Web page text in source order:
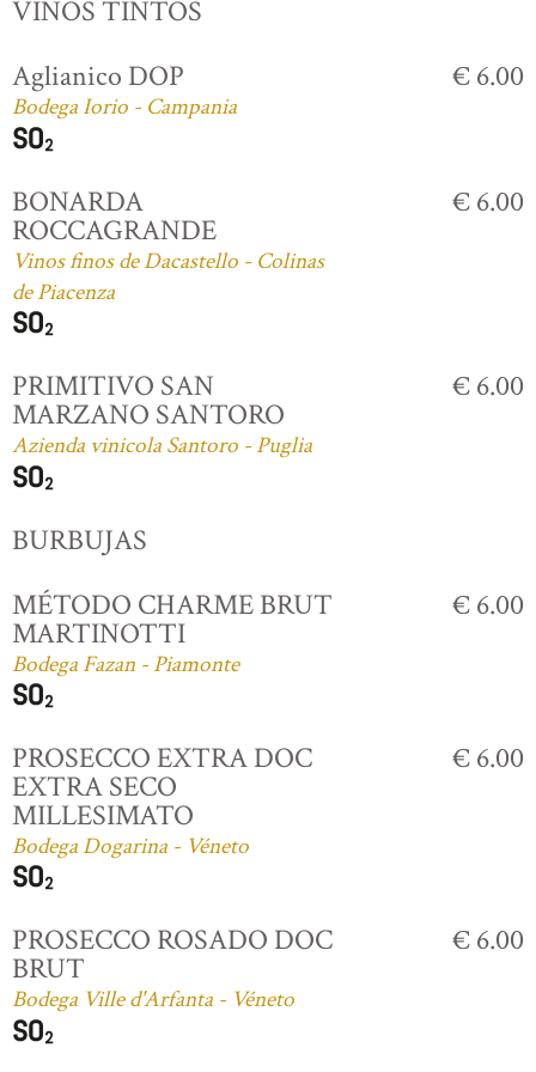
VINOS TINTOS
Aglianico DOP
Bodega Iorio - Campania
€ 6.00
BONARDA
ROCCAGRANDE
Vinos finos de Dacastello - Colinas
de Piacenza
€ 6.00
PRIMITIVO SAN
MARZANO SANTORO
Azienda vinicola Santoro - Puglia
€ 6.00
BURBUJAS
MÉTODO CHARME BRUT
MARTINOTTI
Bodega Fazan - Piamonte
€ 6.00
PROSECCO EXTRA DOC
EXTRA SECO
MILLESIMATO
Bodega Dogarina - Véneto
€ 6.00
PROSECCO ROSADO DOC
BRUT
Bodega Ville d'Arfanta - Véneto
€ 6.00